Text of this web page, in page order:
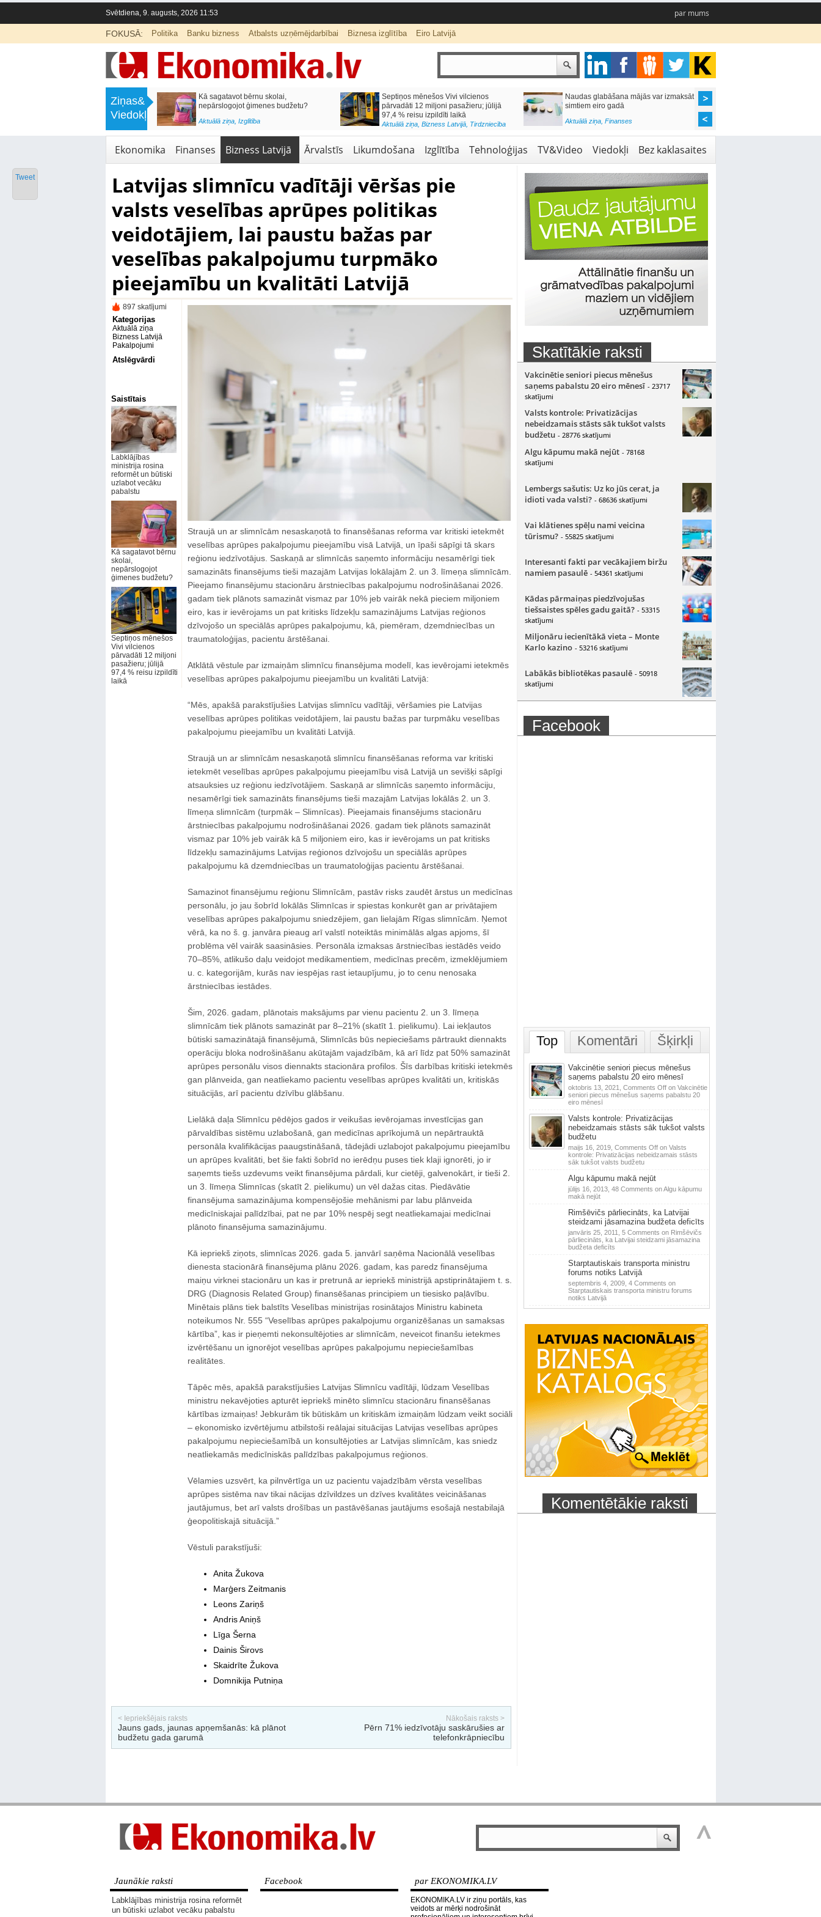
Svētdiena, 9. augusts, 2026 11:53 par mums
FOKUSĀ: Politika Banku bizness Atbalsts uzņēmējdarbībai Biznesa izglītība Eiro Latvijā
Ziņas&
Viedokļi
Labklājības ministrija rosina reformēt
un būtiski uzlabot vecāku pabalstu
Kā sagatavot bērnu skolai,
nepārslogojot ģimenes budžetu?
Aktuālā ziņa, Izglītība
Septiņos mēnešos Vivi vilcienos
pārvadāti 12 miljoni pasažieru; jūlijā
97,4 % reisu izpildīti laikā
Aktuālā ziņa, Bizness Latvijā, Tirdzniecība
Naudas glabāšana mājās var izmaksāt
simtiem eiro gadā
Aktuālā ziņa, Finanses
Ekonomika Finanses Bizness Latvijā Ārvalstīs Likumdošana Izglītība Tehnoloģijas TV&Video Viedokļi Bez kaklasaites
Latvijas slimnīcu vadītāji vēršas pie
valsts veselības aprūpes politikas
veidotājiem, lai paustu bažas par
veselības pakalpojumu turpmāko
pieejamību un kvalitāti Latvijā
897 skatījumi
Kategorijas
Aktuālā ziņa
Bizness Latvijā
Pakalpojumi
Atslēgvārdi
Saistītais
Labklājības
ministrija rosina
reformēt un būtiski
uzlabot vecāku
pabalstu
Kā sagatavot bērnu
skolai,
nepārslogojot
ģimenes budžetu?
Septiņos mēnešos
Vivi vilcienos
pārvadāti 12 miljoni
pasažieru; jūlijā
97,4 % reisu izpildīti
laikā
Straujā un ar slimnīcām nesaskaņotā to finansēšanas reforma var kritiski ietekmēt
veselības aprūpes pakalpojumu pieejamību visā Latvijā, un īpaši sāpīgi tā skars
reģionu iedzīvotājus. Saskaņā ar slimnīcās saņemto informāciju nesamērīgi tiek
samazināts finansējums tieši mazajām Latvijas lokālajām 2. un 3. līmeņa slimnīcām.
Pieejamo finansējumu stacionāru ārstniecības pakalpojumu nodrošināšanai 2026.
gadam tiek plānots samazināt vismaz par 10% jeb vairāk nekā pieciem miljoniem
eiro, kas ir ievērojams un pat kritisks līdzekļu samazinājums Latvijas reģionos
dzīvojošo un speciālās aprūpes pakalpojumu, kā, piemēram, dzemdniecības un
traumatoloģijas, pacientu ārstēšanai.
Atklātā vēstule par izmaiņām slimnīcu finansējuma modelī, kas ievērojami ietekmēs
veselības aprūpes pakalpojumu pieejamību un kvalitāti Latvijā:
“Mēs, apakšā parakstījušies Latvijas slimnīcu vadītāji, vēršamies pie Latvijas
veselības aprūpes politikas veidotājiem, lai paustu bažas par turpmāku veselības
pakalpojumu pieejamību un kvalitāti Latvijā.
Straujā un ar slimnīcām nesaskaņotā slimnīcu finansēšanas reforma var kritiski
ietekmēt veselības aprūpes pakalpojumu pieejamību visā Latvijā un sevišķi sāpīgi
atsauksies uz reģionu iedzīvotājiem. Saskaņā ar slimnīcās saņemto informāciju,
nesamērīgi tiek samazināts finansējums tieši mazajām Latvijas lokālās 2. un 3.
līmeņa slimnīcām (turpmāk – Slimnīcas). Pieejamais finansējums stacionāru
ārstniecības pakalpojumu nodrošināšanai 2026. gadam tiek plānots samazināt
vismaz par 10% jeb vairāk kā 5 miljoniem eiro, kas ir ievērojams un pat kritisks
līdzekļu samazinājums Latvijas reģionos dzīvojošu un speciālās aprūpes
pakalpojumu kā dzemdniecības un traumatoloģijas pacientu ārstēšanai.
Samazinot finansējumu reģionu Slimnīcām, pastāv risks zaudēt ārstus un medicīnas
personālu, jo jau šobrīd lokālās Slimnīcas ir spiestas konkurēt gan ar privātajiem
veselības aprūpes pakalpojumu sniedzējiem, gan lielajām Rīgas slimnīcām. Ņemot
vērā, ka no š. g. janvāra pieaug arī valstī noteiktās minimālās algas apjoms, šī
problēma vēl vairāk saasināsies. Personāla izmaksas ārstniecības iestādēs veido
70–85%, atlikušo daļu veidojot medikamentiem, medicīnas precēm, izmeklējumiem
u. c. kategorijām, kurās nav iespējas rast ietaupījumu, jo to cenu nenosaka
ārstniecības iestādes.
Šim, 2026. gadam, plānotais maksājums par vienu pacientu 2. un 3. līmeņa
slimnīcām tiek plānots samazināt par 8–21% (skatīt 1. pielikumu). Lai iekļautos
būtiski samazinātajā finansējumā, Slimnīcās būs nepieciešams pārtraukt diennakts
operāciju bloka nodrošināšanu akūtajām vajadzībām, kā arī līdz pat 50% samazināt
aprūpes personālu visos diennakts stacionāra profilos. Šīs darbības kritiski ietekmēs
gan plānveida, gan neatliekamo pacientu veselības aprūpes kvalitāti un, kritiskās
situācijās, arī pacientu dzīvību glābšanu.
Lielākā daļa Slimnīcu pēdējos gados ir veikušas ievērojamas investīcijas gan
pārvaldības sistēmu uzlabošanā, gan medicīnas aprīkojumā un nepārtrauktā
personāla kvalifikācijas paaugstināšanā, tādejādi uzlabojot pakalpojumu pieejamību
un aprūpes kvalitāti, bet šie fakti šobrīd no ierēdņu puses tiek klaji ignorēti, jo ir
saņemts tiešs uzdevums veikt finansējuma pārdali, kur cietēji, galvenokārt, ir tieši 2.
un 3. līmeņa Slimnīcas (skatīt 2. pielikumu) un vēl dažas citas. Piedāvātie
finansējuma samazinājuma kompensējošie mehānismi par labu plānveida
medicīniskajai palīdzībai, pat ne par 10% nespēj segt neatliekamajai medicīnai
plānoto finansējuma samazinājumu.
Kā iepriekš ziņots, slimnīcas 2026. gada 5. janvārī saņēma Nacionālā veselības
dienesta stacionārā finansējuma plānu 2026. gadam, kas paredz finansējuma
maiņu virknei stacionāru un kas ir pretrunā ar iepriekš ministrijā apstiprinātajiem t. s.
DRG (Diagnosis Related Group) finansēšanas principiem un tiesisko paļāvību.
Minētais plāns tiek balstīts Veselības ministrijas rosinātajos Ministru kabineta
noteikumos Nr. 555 “Veselības aprūpes pakalpojumu organizēšanas un samaksas
kārtība”, kas ir pieņemti nekonsultējoties ar slimnīcām, neveicot finanšu ietekmes
izvērtēšanu un ignorējot veselības aprūpes pakalpojumu nepieciešamības
realitātes.
Tāpēc mēs, apakšā parakstījušies Latvijas Slimnīcu vadītāji, lūdzam Veselības
ministru nekavējoties apturēt iepriekš minēto slimnīcu stacionāru finansēšanas
kārtības izmaiņas! Jebkurām tik būtiskām un kritiskām izmaiņām lūdzam veikt sociāli
– ekonomisko izvērtējumu atbilstoši reālajai situācijas Latvijas veselības aprūpes
pakalpojumu nepieciešamībā un konsultējoties ar Latvijas slimnīcām, kas sniedz
neatliekamās medicīniskās palīdzības pakalpojumus reģionos.
Vēlamies uzsvērt, ka pilnvērtīga un uz pacientu vajadzībām vērsta veselības
aprūpes sistēma nav tikai nācijas dzīvildzes un dzīves kvalitātes veicināšanas
jautājumus, bet arī valsts drošības un pastāvēšanas jautājums esošajā nestabilajā
ģeopolitiskajā situācijā.”
Vēstuli parakstījuši:
Anita Žukova
Marģers Zeitmanis
Leons Zariņš
Andris Aniņš
Līga Šerna
Dainis Širovs
Skaidrīte Žukova
Domnikija Putniņa
< Iepriekšējais raksts
Jauns gads, jaunas apņemšanās: kā plānot
budžetu gada garumā
Nākošais raksts >
Pērn 71% iedzīvotāju saskārušies ar
telefonkrāpniecību
Skatītākie raksti
Vakcinētie seniori piecus mēnešus
saņems pabalstu 20 eiro mēnesī - 23717
skatījumi
Valsts kontrole: Privatizācijas
nebeidzamais stāsts sāk tukšot valsts
budžetu - 28776 skatījumi
Algu kāpumu makā nejūt - 78168
skatījumi
Lembergs sašutis: Uz ko jūs cerat, ja
idioti vada valsti? - 68636 skatījumi
Vai klātienes spēļu nami veicina
tūrismu? - 55825 skatījumi
Interesanti fakti par vecākajiem biržu
namiem pasaulē - 54361 skatījumi
Kādas pārmaiņas piedzīvojušas
tiešsaistes spēles gadu gaitā? - 53315
skatījumi
Miljonāru iecienītākā vieta – Monte
Karlo kazino - 53216 skatījumi
Labākās bibliotēkas pasaulē - 50918
skatījumi
Facebook
Top Komentāri Šķirkļi
Vakcinētie seniori piecus mēnešus
saņems pabalstu 20 eiro mēnesī
oktobris 13, 2021, Comments Offon Vakcinētie
seniori piecus mēnešus saņems pabalstu 20
eiro mēnesī
Valsts kontrole: Privatizācijas
nebeidzamais stāsts sāk tukšot valsts
budžetu
maijs 16, 2019, Comments Offon Valsts
kontrole: Privatizācijas nebeidzamais stāsts
sāk tukšot valsts budžetu
Algu kāpumu makā nejūt
jūlijs 16, 2013, 48 Comments on Algu kāpumu
makā nejūt
Rimšēvičs pārliecināts, ka Latvijai
steidzami jāsamazina budžeta deficīts
janvāris 25, 2011, 5 Comments on Rimšēvičs
pārliecināts, ka Latvijai steidzami jāsamazina
budžeta deficīts
Starptautiskais transporta ministru
forums notiks Latvijā
septembris 4, 2009, 4 Comments on
Starptautiskais transporta ministru forums
notiks Latvijā
Komentētākie raksti
Tweet
Jaunākie raksti
Labklājības ministrija rosina reformēt
un būtiski uzlabot vecāku pabalstu
Facebook par EKONOMIKA.LV
EKONOMIKA.LV ir ziņu portāls, kas
veidots ar mērķi nodrošināt